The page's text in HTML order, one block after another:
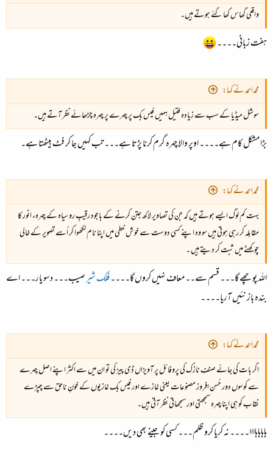
واقعی گھاس کھا گئے ہوتے ہیں۔
ہفت زبانی۔۔۔۔
محمداحمد نے کہا:
سوشل میڈیا کے سب سے زیادہ قتیل ہمیں فیس بک پر چہرے پر چہرہ چڑھائے نظر آتے ہیں۔
بڑا مشکل کام ہے۔۔۔۔ اوپر والا چہرہ گرم کرنا پڑتا ہے۔۔۔ تب کہیں جا کر فٹ بیٹھتا ہے۔
محمداحمد نے کہا:
بہت کم لوگ ایسے ہوتے ہیں کہ جن کی تصاویر لاکھ جتن کرنے کے باجود رقیبِ رو سیاہ کے چہرہء انور کا
مقابلہ کر رہی ہوتی ہیں سو وہ اپنے کسی دوست سے خوش خطی میں اپنا نام لکھوا کر اُسے تصویر کے خالی
چوکھٹے میں ثبت کر دیتے ہیں ۔
اللہ پوچھے گا۔۔۔ قسم سے۔۔ معاف نہیں کروں گا۔۔۔۔فلک شیرصیب۔۔۔ دسو یار۔۔۔ اے
بندہ باز نئیں آریا۔۔۔۔
محمداحمد نے کہا:
اگر بات کی جائے صنفِ نازک کی پروفائل پر آویزاں ڈی پیز کی تو ان میں سے اکثر اپنے اصل چہرے
سے کوسوں دور حُسن افروز مصنوعات یعنی غازے اور فیس بک غازیوں کے خونِ ناحق سے چپڑے
نقاب کو ہی اپنا چہرہ سمجھتی اور سمجھاتی نظر آتی ہیں۔
ہاہاہاہاااا۔۔۔۔ نہ کریا کرو ظلم۔۔۔ کسی کو جینے بھی دیں۔۔۔۔